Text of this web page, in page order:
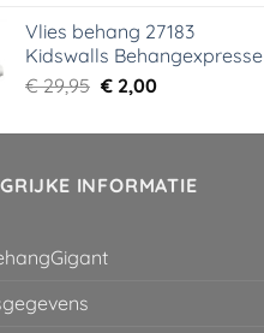
was:
€ 29,95.
is:
€ 5,99.
Vlies behang 27183
Kidswalls Behangexpresse
€29,95 Oorspronkelijke
was:
€2,00Huidige
is:
INFORMATIE